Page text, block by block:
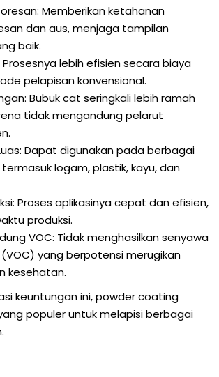
Memberikan ketahanan
dan aus, menjaga tampilan
baik.
Prosesnya lebih efisien secara biaya
pelapisan konvensional.
Bubuk cat seringkali lebih ramah
tidak mengandung pelarut
Dapat digunakan pada berbagai
logam, plastik, kayu, dan
Proses aplikasinya cepat dan efisien,
produksi.
VOC: Tidak menghasilkan senyawa
yang berpotensi merugikan
kesehatan.
keuntungan ini, powder coating
populer untuk melapisi berbagai